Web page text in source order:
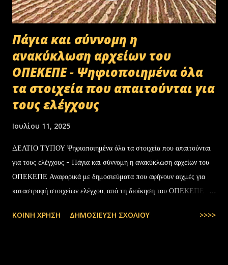
Πάγια και σύννομη η
ανακύκλωση αρχείων του
ΟΠΕΚΕΠΕ - Ψηφιοποιημένα όλα
τα στοιχεία που απαιτούνται για
τους ελέγχους
Ιουλίου 11, 2025
ΔΕΛΤΙΟ ΤΥΠΟΥ Ψηφιοποιημένα όλα τα στοιχεία που απαιτούνται
για τους ελέγχους - Πάγια και σύννομη η ανακύκλωση αρχείων του
ΟΠΕΚΕΠΕ Αναφορικά με δημοσιεύματα που αφήνουν αιχμές για
καταστροφή στοιχείων ελέγχου, από τη διοίκηση του ΟΠΕΚΕΠΕ
εστάλη προς ανακύκλωση στις 10-07-2025 στην Θεσσαλονίκη,
ΚΟΙΝΉ ΧΡΉΣΗ ΔΗΜΟΣΊΕΥΣΗ ΣΧΟΛΊΟΥ >>>>